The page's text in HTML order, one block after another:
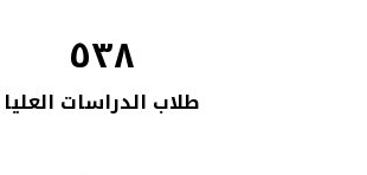
٥٣٨
طلاب الدراسات العليا